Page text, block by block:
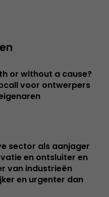
or without a cause?
voor ontwerpers
sector als aanjager
en ontsluiter en
van industrieën
en urgenter dan